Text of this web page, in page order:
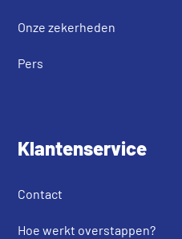
Onze zekerheden
Pers
Klantenservice
Contact
Hoe werkt overstappen?